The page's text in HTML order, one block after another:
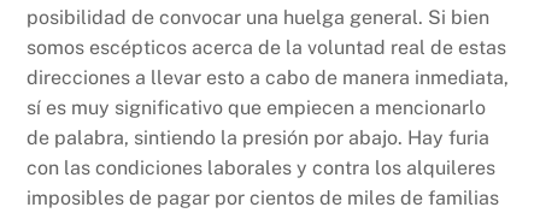
posibilidad de convocar una huelga general. Si bien
somos escépticos acerca de la voluntad real de estas
direcciones a llevar esto a cabo de manera inmediata,
sí es muy significativo que empiecen a mencionarlo
de palabra, sintiendo la presión por abajo. Hay furia
con las condiciones laborales y contra los alquileres
imposibles de pagar por cientos de miles de familias